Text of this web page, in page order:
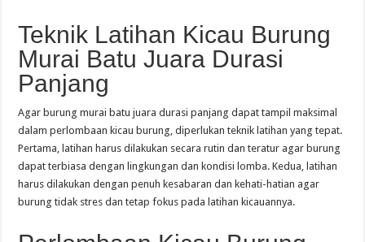
Teknik Latihan Kicau Burung
Murai Batu Juara Durasi
Panjang
Agar burung murai batu juara durasi panjang dapat tampil maksimal
dalam perlombaan kicau burung, diperlukan teknik latihan yang tepat.
Pertama, latihan harus dilakukan secara rutin dan teratur agar burung
dapat terbiasa dengan lingkungan dan kondisi lomba. Kedua, latihan
harus dilakukan dengan penuh kesabaran dan kehati-hatian agar
burung tidak stres dan tetap fokus pada latihan kicauannya.